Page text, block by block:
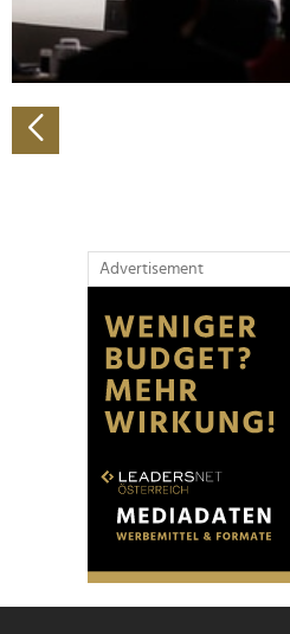
zu können und die Zugriffe auf
analysieren. Außerdem geben
Verwendung unserer Website
Partner führen diese
weiteren Daten zusammen,
Advertisement